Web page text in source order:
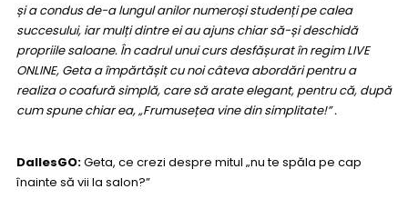
și a condus de-a lungul anilor numeroși studenți pe calea
succesului, iar mulți dintre ei au ajuns chiar să-și deschidă
propriile saloane. În cadrul unui curs desfășurat în regim LIVE
ONLINE, Geta a împărtășit cu noi câteva abordări pentru a
realiza o coafură simplă, care să arate elegant, pentru că, după
cum spune chiar ea, „Frumusețea vine din simplitate!” .
DallesGO:Geta, ce crezi despre mitul „nu te spăla pe cap
înainte să vii la salon?”